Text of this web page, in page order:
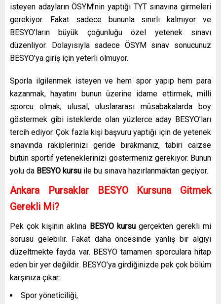
isteyen adayların ÖSYM’nin yaptığı TYT sınavına girmeleri
gerekiyor. Fakat sadece bununla sınırlı kalmıyor ve
BESYO’ların büyük çoğunluğu özel yetenek sınavı
düzenliyor. Dolayısıyla sadece ÖSYM sınav sonucunuz
BESYO’ya giriş için yeterli olmuyor.
Sporla ilgilenmek isteyen ve hem spor yapıp hem para
kazanmak, hayatını bunun üzerine idame ettirmek, milli
sporcu olmak, ulusal, uluslararası müsabakalarda boy
göstermek gibi isteklerde olan yüzlerce aday BESYO’ları
tercih ediyor. Çok fazla kişi başvuru yaptığı için de yetenek
sınavında rakiplerinizi geride bırakmanız, tabiri caizse
bütün sportif yeteneklerinizi göstermeniz gerekiyor. Bunun
yolu da BESYO kursu ile bu sınava hazırlanmaktan geçiyor.
Ankara Pursaklar
BESYO Kursuna Gitmek
Gerekli Mi?
Pek çok kişinin aklına BESYO kursu gerçekten gerekli mi
sorusu gelebilir. Fakat daha öncesinde yanlış bir algıyı
düzeltmekte fayda var. BESYO tamamen sporculara hitap
eden bir yer değildir. BESYO’ya girdiğinizde pek çok bölüm
karşınıza çıkar:
Spor yöneticiliği,